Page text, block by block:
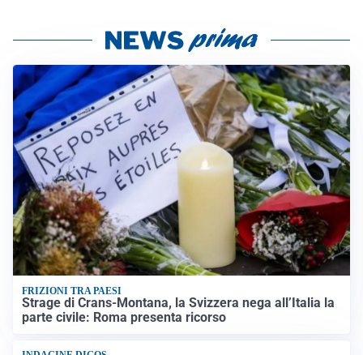
FRIZIONI TRA PAESI
Strage di Crans-Montana, la Svizzera nega all’Italia la
parte civile: Roma presenta ricorso